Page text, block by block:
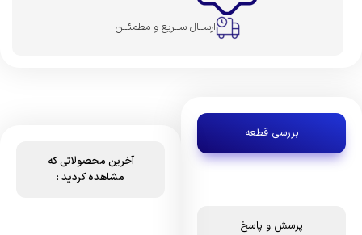
ارســال ســریع و مطمئــن
بررسی قطعه
پرسش و پاسخ
آخرین محصولاتی که
مشاهده کردید :